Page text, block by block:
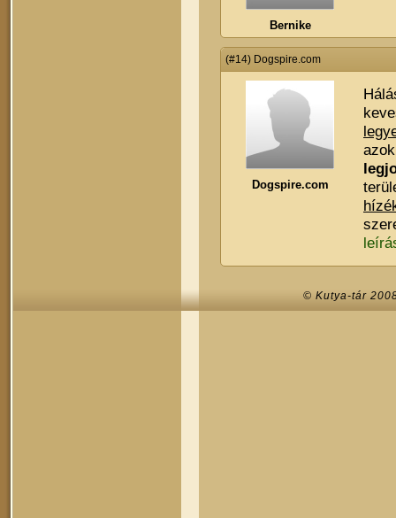
Bernike
(#14) Dogspire.com
Dogspire.com
© Kutya-tár